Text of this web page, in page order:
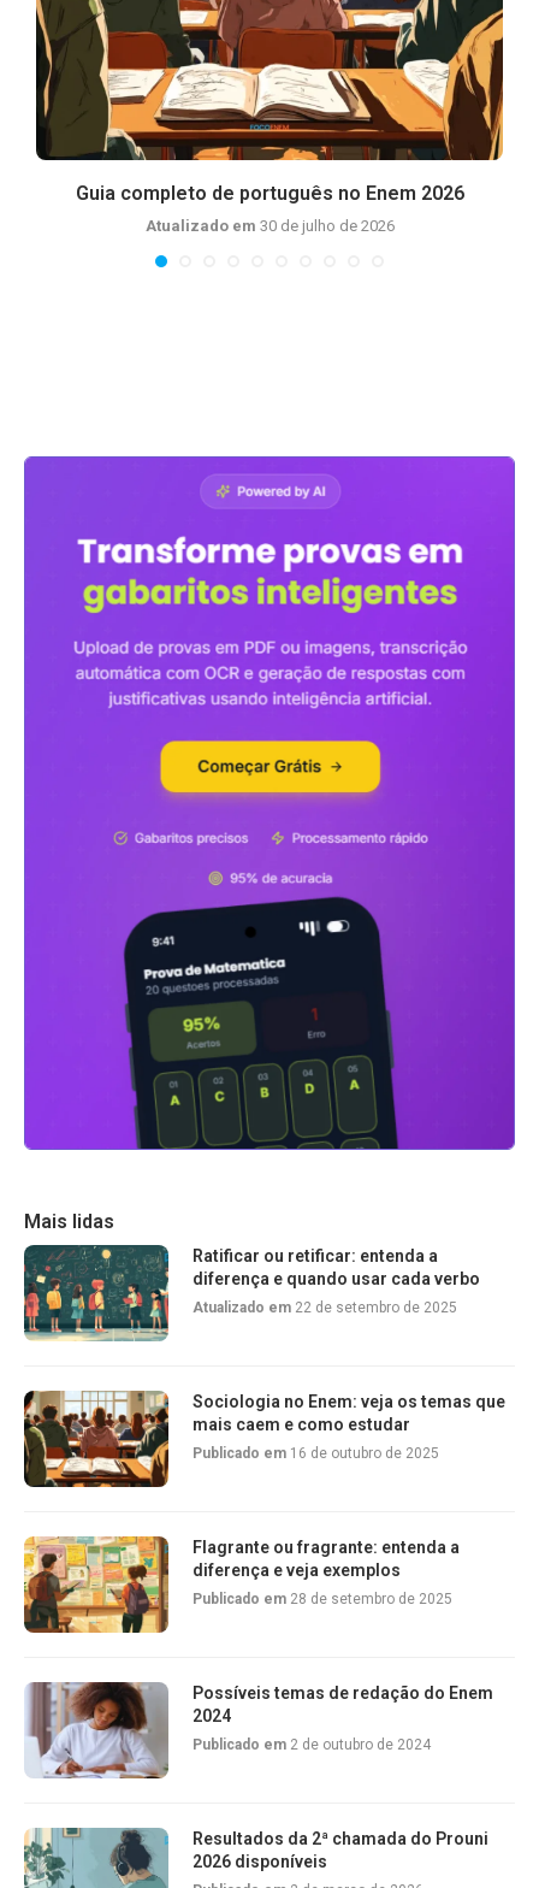
Guia completo de português no Enem 2026
Atualizado em 30 de julho de 2026
Mais lidas
Ratificar ou retificar: entenda a
diferença e quando usar cada verbo
Atualizado em 22 de setembro de 2025
Sociologia no Enem: veja os temas que
mais caem e como estudar
Publicado em 16 de outubro de 2025
Flagrante ou fragrante: entenda a
diferença e veja exemplos
Publicado em 28 de setembro de 2025
Possíveis temas de redação do Enem
2024
Publicado em 2 de outubro de 2024
Resultados da 2ª chamada do Prouni
2026 disponíveis